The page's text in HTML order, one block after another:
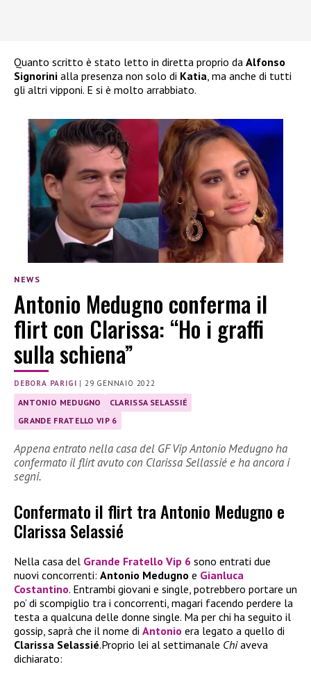
Quanto scritto è stato letto in diretta proprio da Alfonso
Signorini alla presenza non solo di Katia, ma anche di tutti
gli altri vipponi. E si è molto arrabbiato.
NEWS
Antonio Medugno conferma il
flirt con Clarissa: “Ho i graffi
sulla schiena”
DEBORA PARIGI | 29 GENNAIO 2022
ANTONIO MEDUGNO
CLARISSA SELASSIÉ
GRANDE FRATELLO VIP 6
Appena entrato nella casa del GF Vip Antonio Medugno ha
confermato il flirt avuto con Clarissa Sellassié e ha ancora i
segni.
Confermato il flirt tra Antonio Medugno e
Clarissa Selassié
Nella casa del Grande Fratello Vip 6 sono entrati due
nuovi concorrenti: Antonio Medugno e Gianluca
Costantino. Entrambi giovani e single, potrebbero portare un
po’ di scompiglio tra i concorrenti, magari facendo perdere la
testa a qualcuna delle donne single. Ma per chi ha seguito il
gossip, saprà che il nome di Antonio era legato a quello di
Clarissa Selassié.Proprio lei al settimanale Chiaveva
dichiarato: